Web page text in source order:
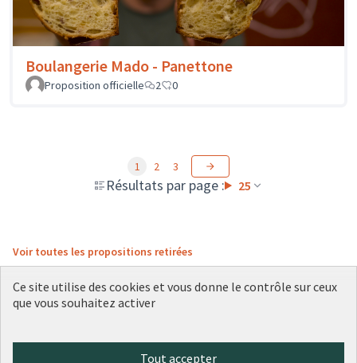
Boulangerie Mado - Panettone
Proposition officielle 2 0
Résultats par page : 25
1 2 3
Voir toutes les propositions retirées
Ce site utilise des cookies et vous donne le contrôle sur ceux
que vous souhaitez activer
Tout accepter